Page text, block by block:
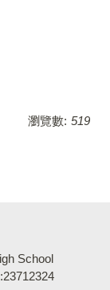
瀏覽數: 519
School